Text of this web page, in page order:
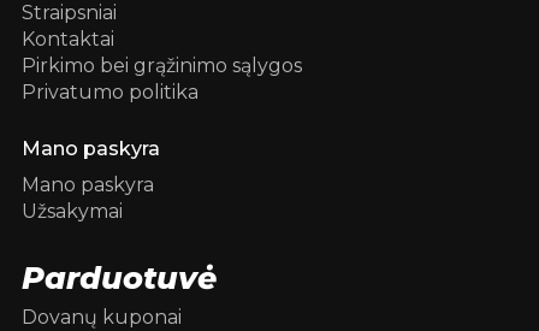
Straipsniai
Kontaktai
Pirkimo bei grąžinimo sąlygos
Privatumo politika
Mano paskyra
Mano paskyra
Užsakymai
Parduotuvė
Dovanų kuponai